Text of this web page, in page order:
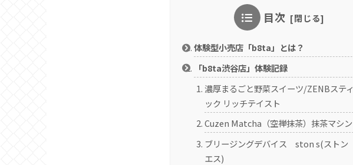
目次
体験型小売店「b8ta」とは？
「b8ta渋谷店」体験記録
濃厚まるごと野菜スイーツ/ZENBスティ
ック リッチテイスト
Cuzen Matcha（空禅抹茶）抹茶マシン
ブリージングデバイス ston s(ストン
エス)